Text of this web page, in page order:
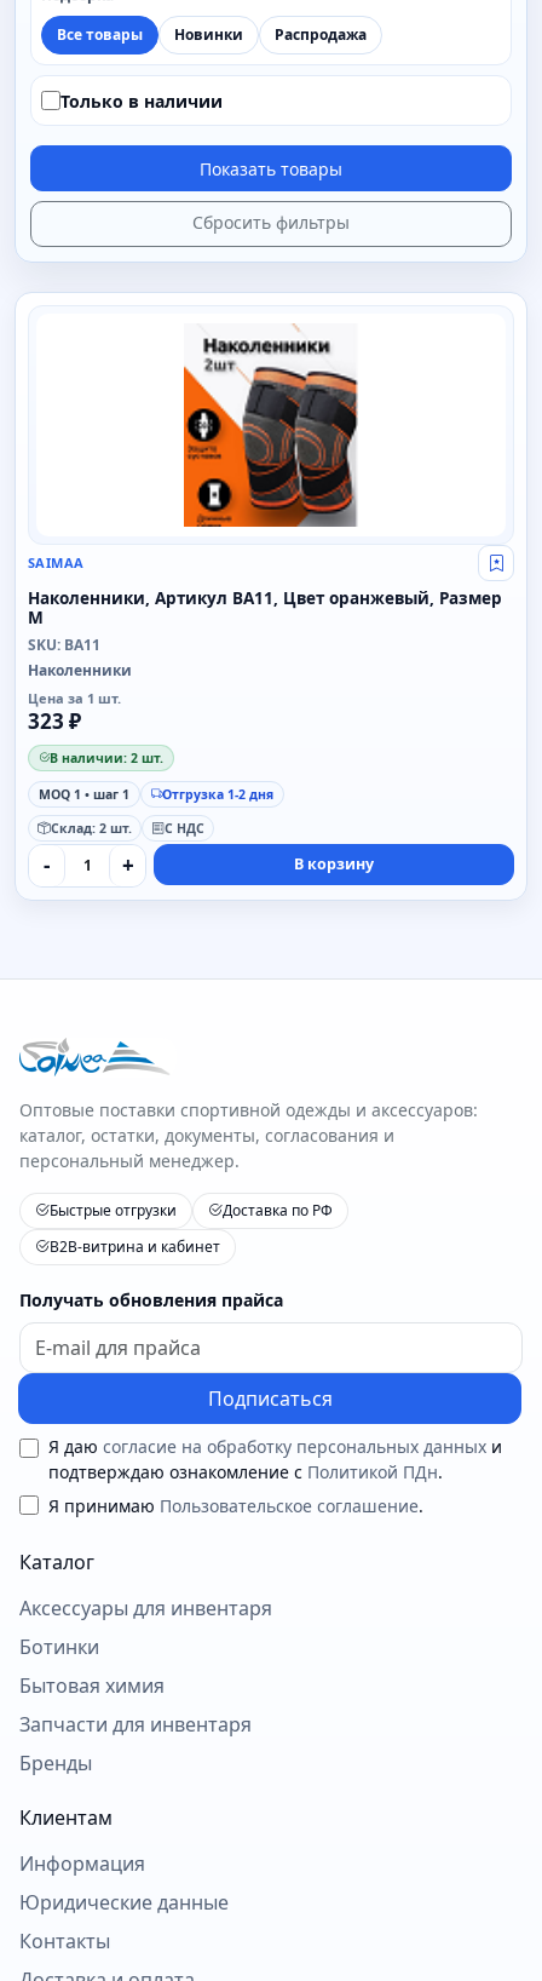
Все товары
Новинки Распродажа
Только в наличии
Показать товары
Сбросить фильтры
SAIMAA
SAIMAA Свой
Наколенники, Артикул BA11, Цвет оранжевый, Размер
M
SKU: BA11
Наколенники
Цена за 1 шт.
323 ₽
В наличии: 2 шт.
MOQ 1 • шаг 1
Отгрузка 1-2 дня
Склад: 2 шт.
С НДС
- + В корзину
Оптовые поставки спортивной одежды и аксессуаров:
каталог, остатки, документы, согласования и
персональный менеджер.
Быстрые отгрузки
Доставка по РФ
B2B-витрина и кабинет
Получать обновления прайса
Подписаться
Я даю согласие на обработку персональных данных и
подтверждаю ознакомление с Политикой ПДн.
Я принимаю Пользовательское соглашение.
Каталог
Аксессуары для инвентаря
Ботинки
Бытовая химия
Запчасти для инвентаря
Бренды
Клиентам
Информация
Юридические данные
Контакты